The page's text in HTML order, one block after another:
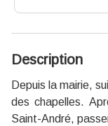
Description
Depuis la mairie,
des chapelles.
Saint-André,